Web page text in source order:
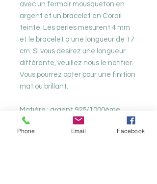
avec un fermoir mousqueton en
argent et un bracelet en Corail
teinté. Les perles mesurent 4 mm
et le bracelet a une longueur de 17
cm. Si vous desirez une longueur
différente, veuillez nous le notifier.
Vous pourrez opter pour une finition
mat ou brillant.
Matière : argent 925/1000ème
Poids :
Phone Email Facebook